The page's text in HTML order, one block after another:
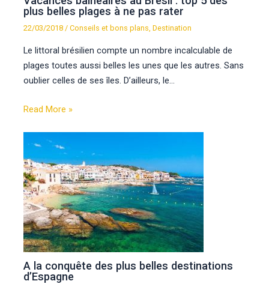
plus belles plages à ne pas rater
22/03/2018 /Conseils et bons plans ,Destination
Le littoral brésilien compte un nombre incalculable de
plages toutes aussi belles les unes que les autres. Sans
oublier celles de ses îles. D’ailleurs, le…
Read More »
A la conquête des plus belles destinations
d’Espagne